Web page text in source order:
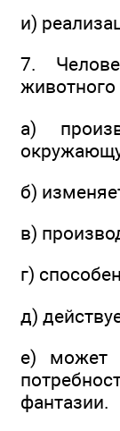
и)
7.
животного
а)
б)
в)
г)
д)
е) может
фантазии.